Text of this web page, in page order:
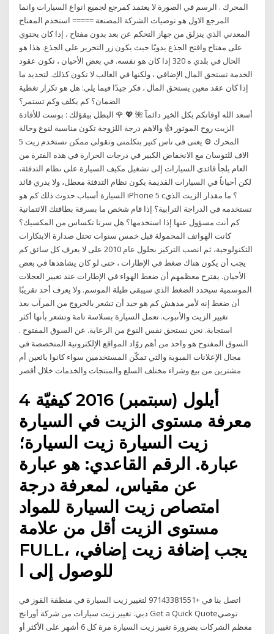
المحرك . الرسم في الصورة لا يعتمد كمرجع لجميع انواع السيارات وانما
المرجع الاول هو توصيات الشركة المصنعة ===== استخدم المفتاح
المعدني الذي ينزلق من جهاز التحكم عن بعد بدون مفتاح ، إذا كان يحتوي
على مفتاح وافتح الجذع يدويًا حيث يكون زر التحرير على الجذع. هذا هو
الحال في بلدي ه 320 إذا كان هو نفسه. في بعض الأحيان ، تكون عقود
الخدمة تستحق المال الإضافي ، ولكنها في الغالب لا تكون كذلك. لتحديد ما
إذا كان عقد معين يستحق المال ، فكر جيدًا فيما يلي: هل هو تكرار تغطية
الضمان؟ كم يكلف وكم تستمر؟
أسعد الله اوقاتكم بكل الخير دائمآ 🌺 💖 🌹 البطل بيقؤلك : بوست للأفادة
الزيت روح الموتور 👍 والاهم درجة اللزوجة تكون مناسبة لنوع وحالة
المحرك ⚙️ يعنى فى ناس كتير بتكلمنى وتقولى ممكن نستخدم زيت 5
الاف للتوسان مع الانخفاض الكبير في درجات الحرارة في هذه الفترة من
العام يلجأ قائدي السيارات إلى تشغيل مكيف السيارة على نظام التدفئة،
لكن أحياناً في السيارات القديمة يكون نظام التدفئة معطل، ولا يدري قائد
السيارة أسباب حدوث ذلك كم هو iPhone 5 c؟ ما مقدار الزيت الذي
تستخدمه في الدراجة الترابية؟ إذا قام شخص ما بسرقة بطاقتك الائتمانية
كم أنت مسؤول عنها إذا استخدمها؟ هل سرنا تكساس من المكسيك؟
كانت الهواتف المحمولة قبل خمس سنوات تحتل صدارة الابتكارات
التكنولوجية، ثم انصب التركيز بحلول عام 2010 على لا يعرف كل سائق كم
يجب أن يكون هناك ضغط في الإطارات ، حتى لو كان يشاهدها في بعض
الأحيان. يقترح معظمهم أن ضغط الهواء في الإطارات عند تغيير العجلات
الموسمية سيحدد الضغط الذي سيبقى طيلة الموسم. ولا يعرف أحد تقريبًا
أن ضغط إنه لأمر مدهش كم هو جيد أن تشعر بالخروج من المرآب بعد
تغيير الزيت والأنبوب. تعمل السيارة بسلاسة تامة وتشعر بأنها أكثر
استجابة. نحن نستحق نفس النوع من الرعاية. عن السوق المفتوح .
السوق المفتوح هو واحد من أهم روّاد المواقع الإلكترونية المتخصصة في
مجال الإعلانات المبوبة والتي تمكّن المستخدمين سواء كانوا بائعين أم
مشترين من بيع وشراء مختلف السلع والمنتجات والخدمات خلال أقصر
4 أيلول (سبتمبر) 2016 كيفيّة
معرفة مستوى الزيت في السيارة
زيت السيارة زيت السيارة؛
عبارة. الرقم القاعدي: هو عبارة
عن مقياس، لمعرفة درجة
امتصاص زيت السيارة للمواد
مستوى الزيت أقل من علامة
FULL، يجب إضافة زيت إضافي،
للوصول إلى ا
اتصل بنا في +97143381551 لتغيير زيت السيارة في منطقة القوز في
دبي. تغيير زيت سيارات من شركة أورانج Get a Quick Quoteتوصي
معظم الشركات بضرورة تغيير زيت السيارة مرة كل 6 أشهر على الأكثر أو